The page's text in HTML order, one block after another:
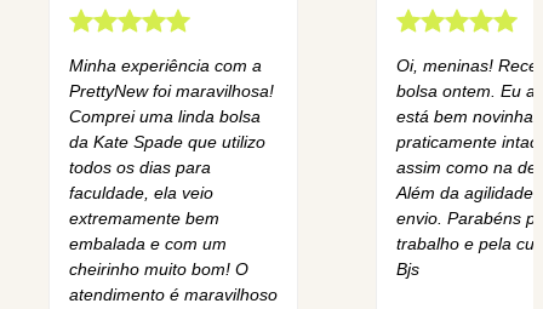
Minha experiência com a
PrettyNew foi maravilhosa!
Comprei uma linda bolsa
da Kate Spade que utilizo
todos os dias para
faculdade, ela veio
extremamente bem
embalada e com um
cheirinho muito bom! O
atendimento é maravilhoso
Oi, meninas!
bolsa ontem. Eu
está bem novinha,
praticamente
assim como na
Além da agilidade
envio. Parabéns
trabalho e pela
Bjs